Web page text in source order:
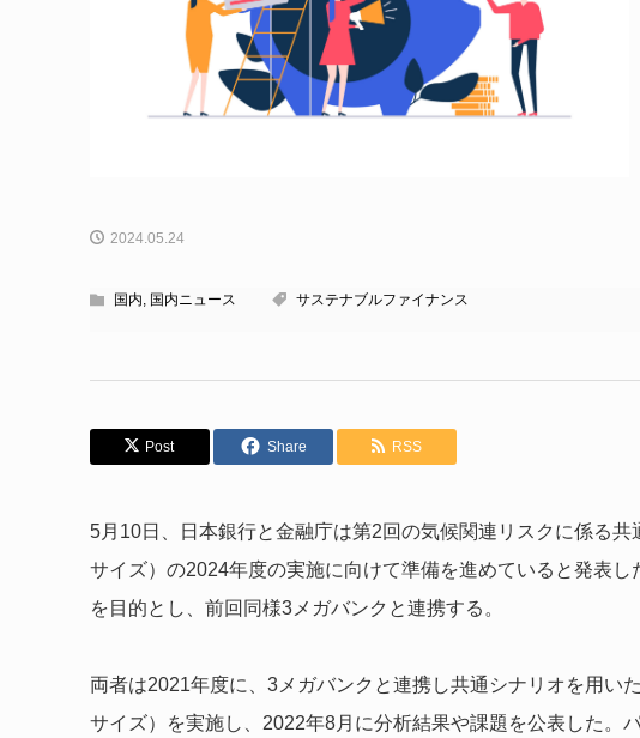
2024.05.24
国内 国内ニュース サステナブルファイナンス
Post Share RSS
5月10日、日本銀行と金融庁は第2回の気候関連リスクに係る
サイズ）の2024年度の実施に向けて準備を進めていると発表
を目的とし、前回同様3メガバンクと連携する。
両者は2021年度に、3メガバンクと連携し共通シナリオを用い
サイズ）を実施し、2022年8月に分析結果や課題を公表した。